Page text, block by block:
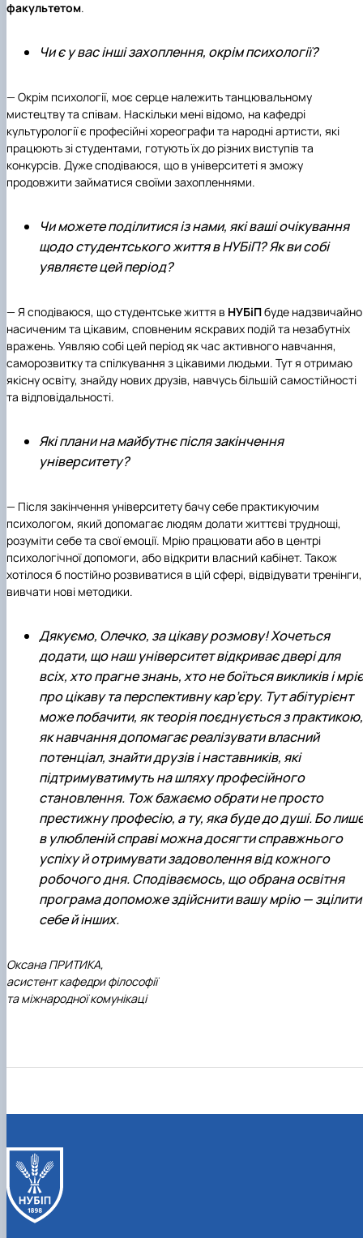
факультетом.
Чи є у вас інші захоплення, окрім психології?
— Окрім психології, моє серце належить танцювальному
мистецтву та співам. Наскільки мені відомо, на кафедрі
культурології є професійні хореографи та народні артисти, які
працюють зі студентами, готують їх до різних виступів та
конкурсів. Дуже сподіваюся, що в університеті я зможу
продовжити займатися своїми захопленнями.
Чи можете поділитися із нами, які ваші очікування
щодо студентського життя в НУБіП? Як ви собі
уявляєте цей період?
— Я сподіваюся, що студентське життя в НУБіПбуде надзвичайно
насиченим та цікавим, сповненим яскравих подій та незабутніх
вражень. Уявляю собі цей період як час активного навчання,
саморозвитку та спілкування з цікавими людьми. Тут я отримаю
якісну освіту, знайду нових друзів, навчусь більшій самостійності
та відповідальності.
Які плани на майбутнє після закінчення
університету?
— Після закінчення університету бачу себе практикуючим
психологом, який допомагає людям долати життєві труднощі,
розуміти себе та свої емоції. Мрію працювати або в центрі
психологічної допомоги, або відкрити власний кабінет. Також
хотілося б постійно розвиватися в цій сфері, відвідувати тренінги,
вивчати нові методики.
Дякуємо, Олечко, за цікаву розмову! Хочеться
додати, що наш університет відкриває двері для
всіх, хто прагне знань, хто не боїться викликів і мріє
про цікаву та перспективну кар’єру. Тут абітурієнт
може побачити, як теорія поєднується з практикою,
як навчання допомагає реалізувати власний
потенціал, знайти друзів і наставників, які
підтримуватимуть на шляху професійного
становлення. Тож бажаємо обрати не просто
престижну професію, а ту, яка буде до душі. Бо
в улюбленій справі можна досягти справжнього
успіху й отримувати задоволення від кожного
робочого дня. Сподіваємось, що обрана освітня
програма допоможе здійснити вашу мрію — зцілити
себе й інших.
Оксана ПРИТИКА,
асистент кафедри філософії
та міжнародної комунікаці